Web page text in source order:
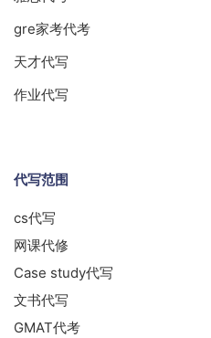
gre家考代考
天才代写
作业代写
代写范围
cs代写
网课代修
Case study代写
文书代写
GMAT代考